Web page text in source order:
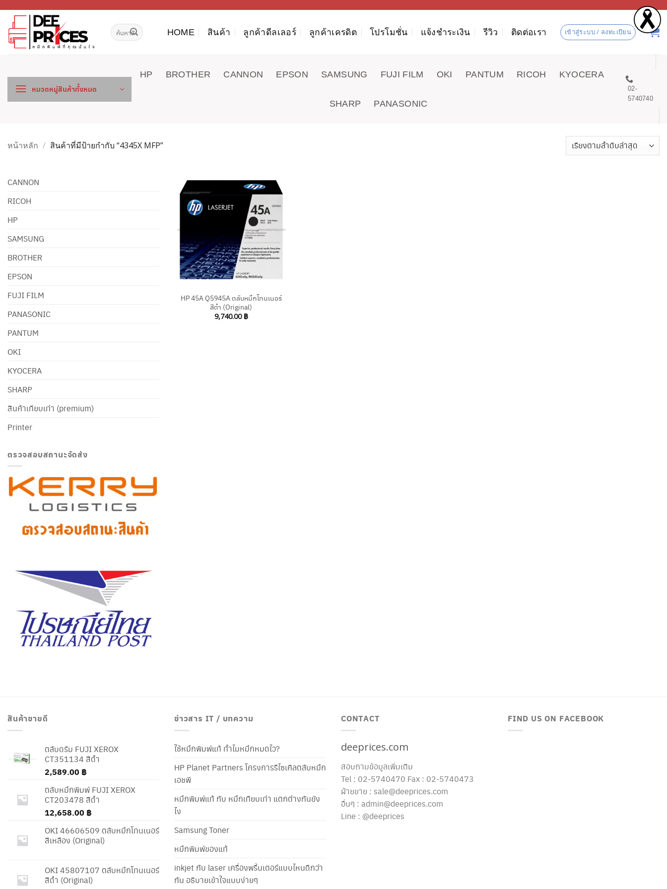
เนื้อหา
ค้นหา: HOME สินค้า ลูกค้าดีลเลอร์ ลูกค้าเครดิต โปรโมชั่น แจ้งชำระเงิน รีวิว ติดต่อเรา เข้าสู่ระบบ / ลงทะเบียน
หมวดหมู่สินค้าทั้งหมด
HP BROTHER CANNON EPSON SAMSUNG FUJI FILM OKI PANTUM RICOH KYOCERA
SHARP PANASONIC
02-
5740740
หน้าหลัก / สินค้าที่มีป้ายกำกับ “4345X MFP”
CANNON
RICOH
HP
SAMSUNG
BROTHER
EPSON
FUJI FILM
PANASONIC
PANTUM
OKI
KYOCERA
SHARP
สินค้าเทียบเท่า (premium)
Printer
ตรวจสอบสถานะจัดส่ง
+
HP 45A Q5945A ตลับหมึกโทนเนอร์
สีดำ (Original)
9,740.00 ฿
สินค้าขายดี
ตลับดรัม FUJI XEROX
CT351134 สีดำ
2,589.00 ฿
ตลับหมึกพิมพ์ FUJI XEROX
CT203478 สีดำ
12,658.00 ฿
OKI 46606509 ตลับหมึกโทนเนอร์
สีเหลือง (Original)
OKI 45807107 ตลับหมึกโทนเนอร์
สีดำ (Original)
ข่าวสาร IT / บทความ
ใช้หมึกพิมพ์แท้ ทำไมหมึกหมดไว?
HP Planet Partners โครงการรีไซเคิลตลับหมึก
เอชพี
หมึกพิมพ์แท้ กับ หมึกเทียบเท่า แตกต่างกันยัง
ไง
Samsung Toner
หมึกพิมพ์ของแท้
inkjet กับ laser เครื่องพริ้นเตอร์แบบไหนดีกว่า
กัน อธิบายเข้าใจแบบง่ายๆ
CONTACT
deeprices.com
สอบถามข้อมูลเพิ่มเติม
Tel : 02-5740470 Fax : 02-5740473
ฝ่ายขาย : sale@deeprices.com
อื่นๆ : admin@deeprices.com
Line : @deeprices
FIND US ON FACEBOOK